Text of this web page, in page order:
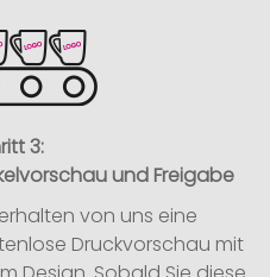
3:
und Freigabe
von uns eine
Druckvorschau mit